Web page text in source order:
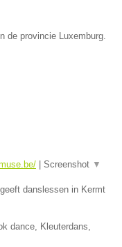
de provincie Luxemburg.
Screenshot ▼
danslessen in Kermt
dance, Kleuterdans,